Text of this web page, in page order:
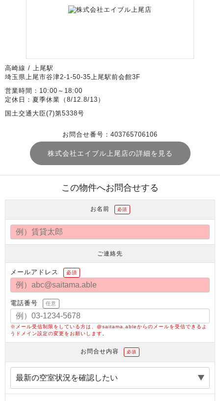
高崎線 / 上尾駅
埼玉県上尾市谷津2-1-50-35上尾駅前会館3F
営業時間：10:00～18:00
定休日：夏季休業（8/12.8/13）
国土交通大臣(7)第5338号
お問合せ番号：403765706106
株式会社エイブル上尾店の詳細を見る
この物件へお問合せする
お名前 必須
ご連絡先
メールアドレス 必須
電話番号 任意
※メール受信制限をしている方は、@saitama.ableからのメールを受信できるよ
うドメイン設定の変更をお願いします。
お問合せ内容 必須